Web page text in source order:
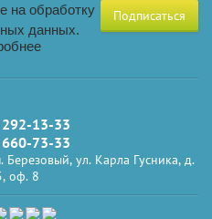
на обработку
данных.
Подписаться
13-33
73-33
ул. Карла Гусника, д.
оф. 8